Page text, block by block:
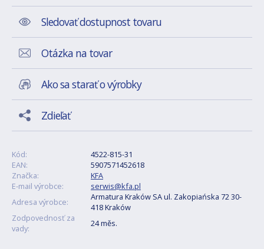
Sledovať dostupnost tovaru
Otázka na tovar
Ako sa starať o výrobky
Zdieľať
Kód:
4522-815-31
EAN:
5907571452618
Značka:
KFA
E-mail výrobce:
serwis@kfa.pl
Adresa výrobce:
Armatura Kraków SA ul. Zakopiańska 72 30-
418 Kraków
Zodpovednosť za
vady:
24 měs.